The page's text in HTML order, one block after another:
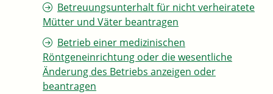
Betreuungsunterhalt für nicht verheiratete
Mütter und Väter beantragen
Betrieb einer medizinischen
Röntgeneinrichtung oder die wesentliche
Änderung des Betriebs anzeigen oder
beantragen